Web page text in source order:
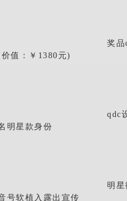
奖品
值：￥1380元)
qdc
明星款身份
明
号软植入露出 宣传